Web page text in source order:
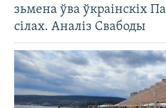
зьмена ўва ўкраінскіх
сілах. Аналіз Свабоды